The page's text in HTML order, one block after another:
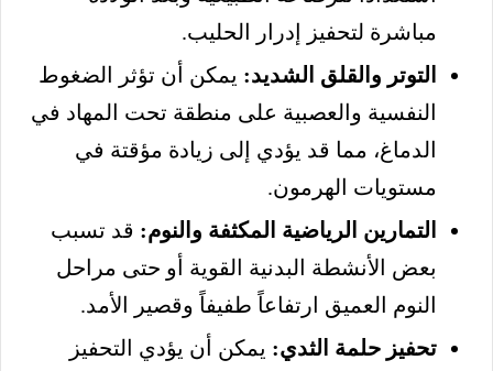
مباشرة لتحفيز إدرار الحليب.
التوتر والقلق الشديد: يمكن أن تؤثر الضغوط
النفسية والعصبية على منطقة تحت المهاد في
الدماغ، مما قد يؤدي إلى زيادة مؤقتة في
مستويات الهرمون.
التمارين الرياضية المكثفة والنوم: قد تسبب
بعض الأنشطة البدنية القوية أو حتى مراحل
النوم العميق ارتفاعاً طفيفاً وقصير الأمد.
تحفيز حلمة الثدي: يمكن أن يؤدي التحفيز